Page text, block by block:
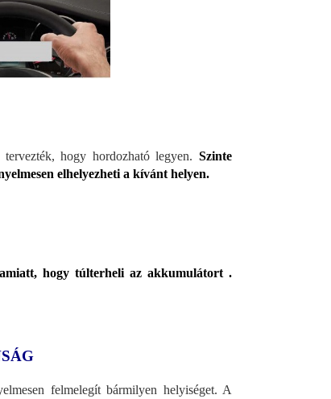
hogy hordozható legyen. Szinte
elhelyezheti a kívánt helyen.
hogy túlterheli az akkumulátort .
felmelegít bármilyen helyiséget. A